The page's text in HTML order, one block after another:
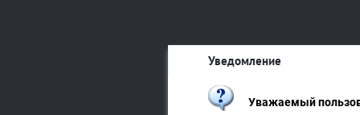
Уведомление
Уважаемый